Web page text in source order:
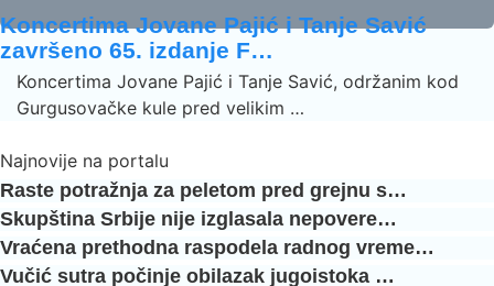
Koncertima Jovane Pajić i Tanje Savić
završeno 65. izdanje F…
Koncertima Jovane Pajić i Tanje Savić, održanim kod
Gurgusovačke kule pred velikim …
Najnovije na portalu
Raste potražnja za peletom pred grejnu s…
Skupština Srbije nije izglasala nepovere…
Vraćena prethodna raspodela radnog vreme…
Vučić sutra počinje obilazak jugoistoka …